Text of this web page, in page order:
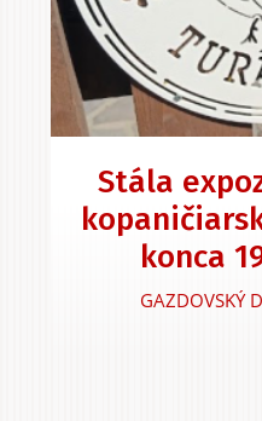
Stála
konca
GAZDOVSKÝ